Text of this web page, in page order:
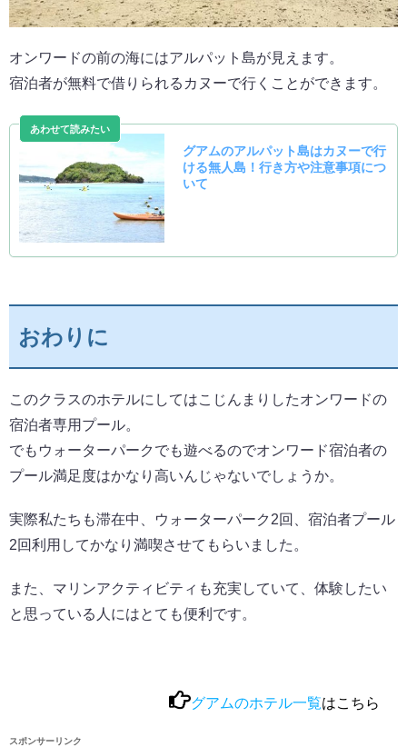
オンワードの前の海にはアルパット島が見えます。
宿泊者が無料で借りられるカヌーで行くことができます。
おわりに
このクラスのホテルにしてはこじんまりしたオンワードの
宿泊者専用プール。
でもウォーターパークでも遊べるのでオンワード宿泊者の
プール満足度はかなり高いんじゃないでしょうか。
実際私たちも滞在中、ウォーターパーク2回、宿泊者プール
2回利用してかなり満喫させてもらいました。
また、マリンアクティビティも充実していて、体験したい
と思っている人にはとても便利です。
グアムのホテル一覧はこちら
スポンサーリンク